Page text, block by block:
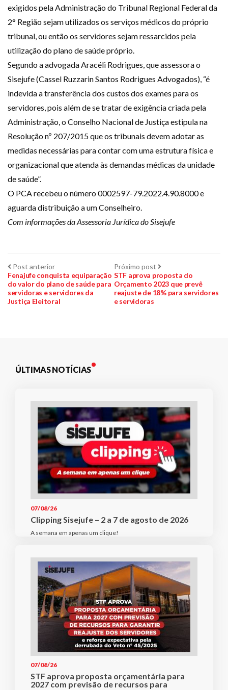
exigidos pela Administração do Tribunal Regional Federal da
2° Região sejam utilizados os serviços médicos do próprio
tribunal, ou então os servidores sejam ressarcidos pela
utilização do plano de saúde próprio.
Segundo a advogada Aracéli Rodrigues, que assessora o
Sisejufe (Cassel Ruzzarin Santos Rodrigues Advogados), “é
indevida a transferência dos custos dos exames para os
servidores, pois além de se tratar de exigência criada pela
Administração, o Conselho Nacional de Justiça estipula na
Resolução nº 207/2015 que os tribunais devem adotar as
medidas necessárias para contar com uma estrutura física e
organizacional que atenda às demandas médicas da unidade
de saúde”.
O PCA recebeu o número 0002597-79.2022.4.90.8000 e
aguarda distribuição a um Conselheiro.
Com informações da Assessoria Jurídica do Sisejufe
Navegação
de
Post
Post anteriorPost
anterior:
Fenajufe conquista equiparação
do valor do plano de saúde para
servidoras e servidores da
Justiça Eleitoral
Próximo post Próximo
post:
STF aprova proposta do
Orçamento 2023 que prevê
reajuste de 18% para servidores
e servidoras
ÚLTIMAS NOTÍCIAS
07/08/26
Clipping Sisejufe – 2 a 7 de agosto de 2026
A semana em apenas um clique!
07/08/26
STF aprova proposta orçamentária para
2027 com previsão de recursos para